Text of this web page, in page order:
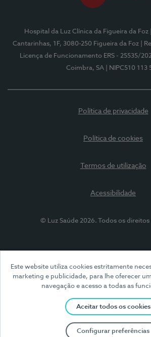
Este website utiliza cookies estritamente
marketing e publicidade, para lhe oferecer
navegação e acesso a todas as
Aceitar todos os cookies
Configurar preferências
Hospital da Luz Clínica da Figueira da Foz
Cantarinhas, 1F, 3080-250 Figueira da Foz
|
Licença de Funcionamento ERS - 25535/
Coimbra, SA
| NIPC510 113
Política de privacidade
Política de cookies
Termos de utilização
Acessibilidade
© Luz Saúde 2026. Todos os direitos